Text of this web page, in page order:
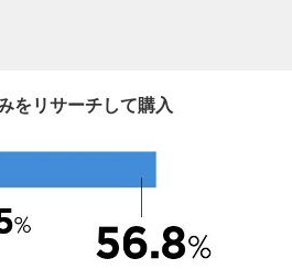
をリサーチして購入